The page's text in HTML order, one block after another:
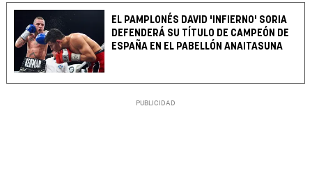
EL PAMPLONÉS DAVID 'INFIERNO' SORIA
DEFENDERÁ SU TÍTULO DE CAMPEÓN DE
ESPAÑA EN EL PABELLÓN ANAITASUNA